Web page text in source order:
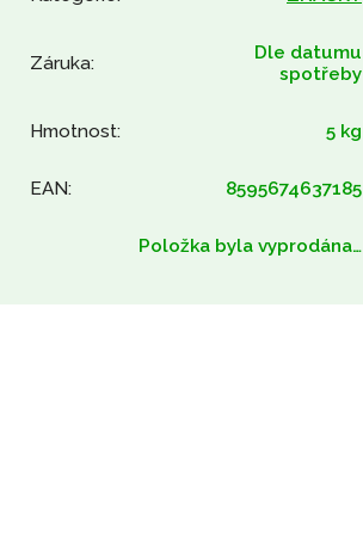
Záruka:
Dle datumu
spotřeby
Hmotnost: 5 kg
EAN: 8595674637185
Položka byla vyprodána…